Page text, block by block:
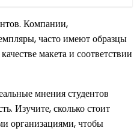
Компании,
часто имеют образцы
макета и соответствии
мнения студентов
Изучите, сколько стоит
организациями, чтобы